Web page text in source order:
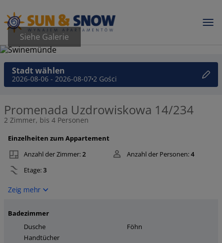
Siehe Galerie
Stadt wählen
2026-08-06 - 2026-08-072 Gości
Promenada Uzdrowiskowa 14/234
2 Zimmer, bis 4 Personen
Einzelheiten zum Appartement
Anzahl der Zimmer:2 Anzahl der Personen:4
Etage:3
Zeig mehr
Badezimmer
Dusche
Föhn
Handtücher